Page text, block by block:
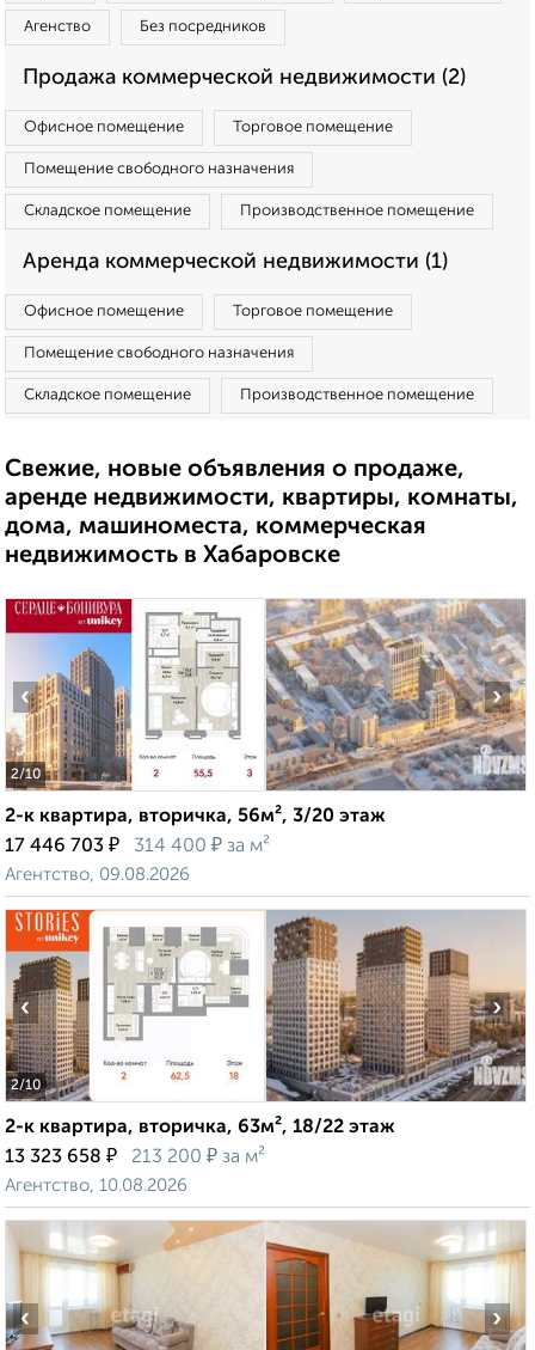
Агенство Без посредников
Продажа коммерческой недвижимости (2)
Офисное помещение Торговое помещение
Помещение свободного назначения
Складское помещение Производственное помещение
Аренда коммерческой недвижимости (1)
Офисное помещение Торговое помещение
Помещение свободного назначения
Складское помещение Производственное помещение
Свежие, новые объявления о продаже,
аренде недвижимости, квартиры, комнаты,
дома, машиноместа, коммерческая
недвижимость в Хабаровске
2/10
‹ ›
2-к квартира, вторичка, 56м², 3/20 этаж
17 446 703 ₽ 314 400 ₽ за м²
Агентство, 09.08.2026
2/10
‹ ›
2-к квартира, вторичка, 63м², 18/22 этаж
13 323 658 ₽ 213 200 ₽ за м²
Агентство, 10.08.2026
‹ ›